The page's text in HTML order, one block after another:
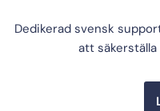
Dedikerad svensk
att